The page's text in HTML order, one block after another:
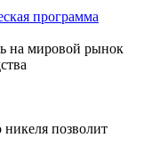
программа
на мировой рынок
никеля позволит